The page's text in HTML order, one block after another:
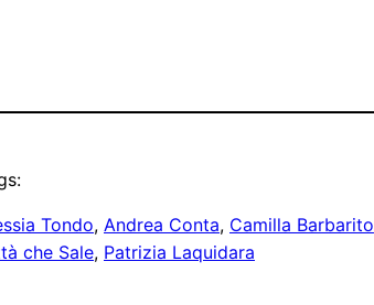
Tondo, Andrea Conta, Camilla Barbarito
che Sale, Patrizia Laquidara